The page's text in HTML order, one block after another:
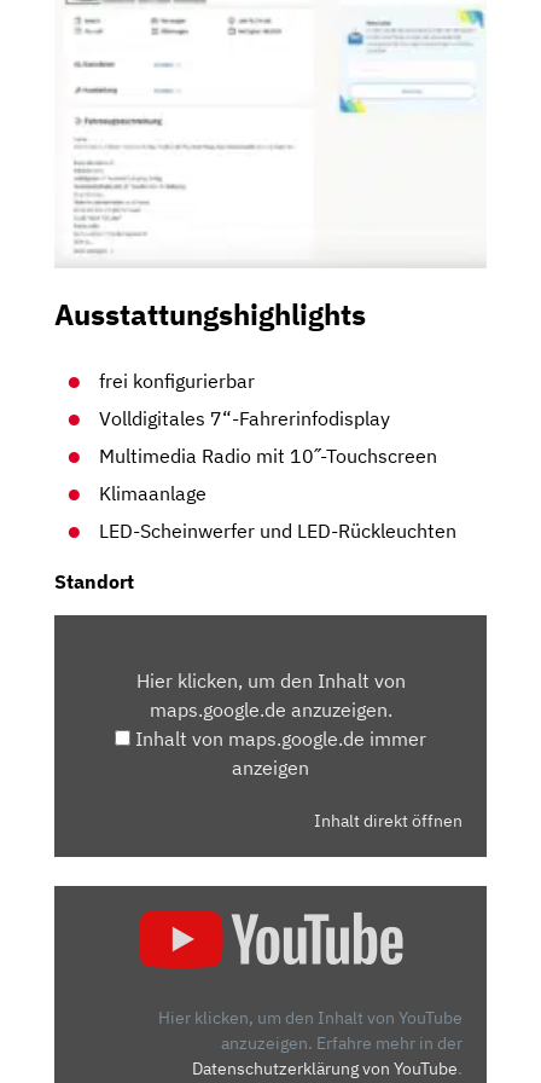
Ausstattungshighlights
frei konfigurierbar
Volldigitales 7“-Fahrerinfodisplay
Multimedia Radio mit 10˝-Touchscreen
Klimaanlage
LED-Scheinwerfer und LED-Rückleuchten
Standort
MAPS.GOOGLE.DEHier klicken, um den Inhalt von
maps.google.de anzuzeigen.
Inhalt von maps.google.de immer
anzeigen
Inhalt direkt öffnen
ASSISTENZSYSTEMEHier klicken, um den Inhalt von YouTube
anzuzeigen. Erfahre mehr in der
Datenschutzerklärung von YouTube.